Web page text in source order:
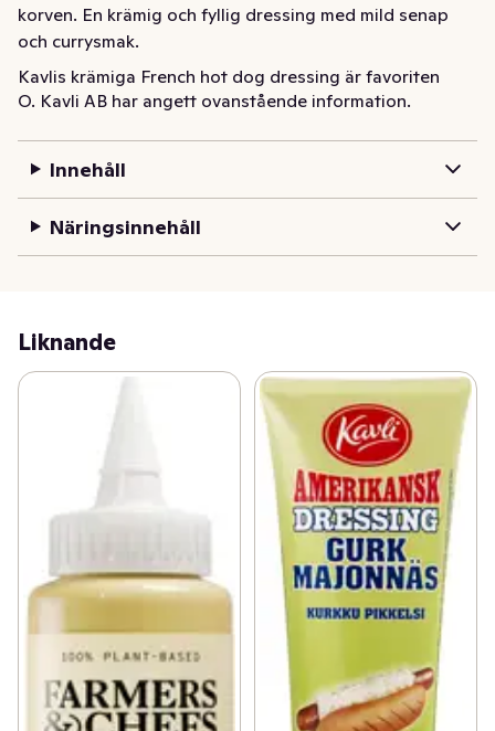
korven. En krämig och fyllig dressing med mild senap
och currysmak.
Kavlis krämiga French hot dog dressing är favoriten
från gatuköket och en fransk klassiker. En krämig och
frigående höns. Passar utmärkt som tillbehör till korv
O. Kavli AB har angett ovanstående information.
Innehåll
Näringsinnehåll
Liknande